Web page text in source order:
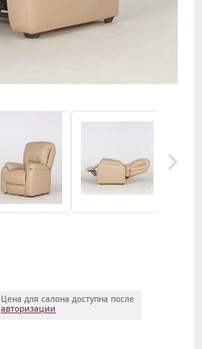
Цена для салона доступна после
авторизации